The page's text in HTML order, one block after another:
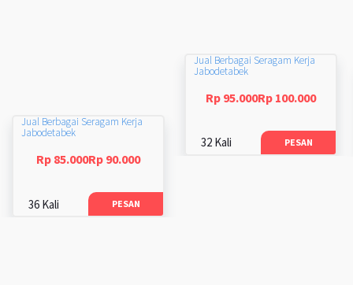
Jual Berbagai Seragam Kerja
Jabodetabek
Rp 95.000Rp 100.000
32 Kali PESAN
Jual Berbagai Seragam Kerja
Jabodetabek
Rp 85.000Rp 90.000
36 Kali PESAN